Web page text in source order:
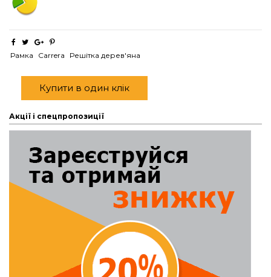
Рамка Carrera Решітка дерев'яна
Купити в один клік
Акції і спецпропозиції